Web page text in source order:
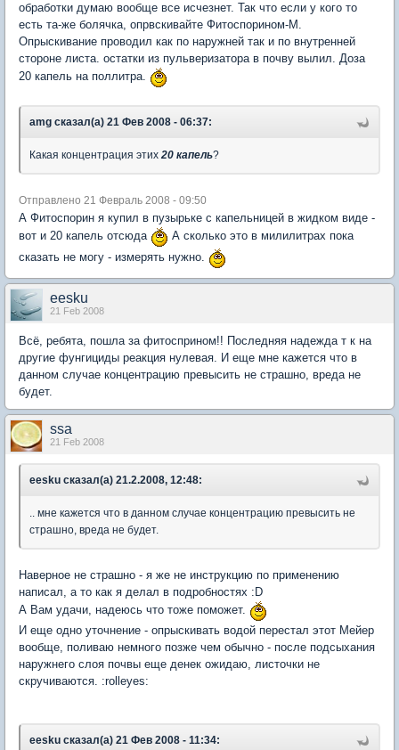
обработки думаю вообще все исчезнет. Так что если у кого то
есть та-же болячка, опрвскивайте Фитоспорином-М.
Опрыскивание проводил как по наружней так и по внутренней
стороне листа. остатки из пульверизатора в почву вылил. Доза
20 капель на поллитра.
amg сказал(а) 21 Фев 2008 - 06:37:
Какая концентрация этих 20 капель?
Отправлено 21 Февраль 2008 - 09:50
А Фитоспорин я купил в пузырьке с капельницей в жидком виде -
вот и 20 капель отсюда
А сколько это в милилитрах пока
сказать не могу - измерять нужно.
eesku
21 Feb 2008
Всё, ребята, пошла за фитосприном!! Последняя надежда т к на
другие фунгициды реакция нулевая. И еще мне кажется что в
данном случае концентрацию превысить не страшно, вреда не
будет.
ssa
21 Feb 2008
eesku сказал(а) 21.2.2008, 12:48:
.. мне кажется что в данном случае концентрацию превысить не
страшно, вреда не будет.
Наверное не страшно - я же не инструкцию по применению
написал, а то как я делал в подробностях :D
А Вам удачи, надеюсь что тоже поможет.
И еще одно уточнение - опрыскивать водой перестал этот Мейер
вообще, поливаю немного позже чем обычно - после подсыхания
наружнего слоя почвы еще денек ожидаю, листочки не
скручиваются. :rolleyes:
eesku сказал(а) 21 Фев 2008 - 11:34: